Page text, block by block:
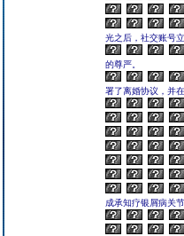
光之后，社交账号
的尊严。
署了离婚协议，并
成承知疗银屑病关